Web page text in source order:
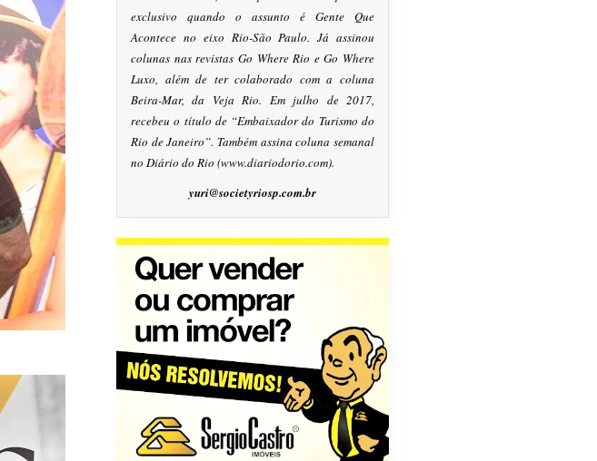
exclusivo quando o assunto é Gente Que
Acontece no eixo Rio-São Paulo. Já assinou
colunas nas revistas Go Where Rio e Go Where
Luxo, além de ter colaborado com a coluna
Beira-Mar, da Veja Rio. Em julho de 2017,
recebeu o título de “Embaixador do Turismo do
Rio de Janeiro”. Também assina coluna semanal
no Diário do Rio (www.diariodorio.com).
yuri@societyriosp.com.br